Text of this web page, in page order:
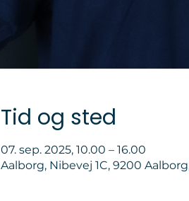
Tid og sted
07. sep. 2025, 10.00 – 16.00
Aalborg, Nibevej 1C, 9200